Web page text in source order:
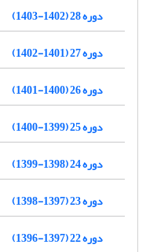
دوره 28 (1402-1403)
دوره 27 (1401-1402)
دوره 26 (1400-1401)
دوره 25 (1399-1400)
دوره 24 (1398-1399)
دوره 23 (1397-1398)
دوره 22 (1397-1396)